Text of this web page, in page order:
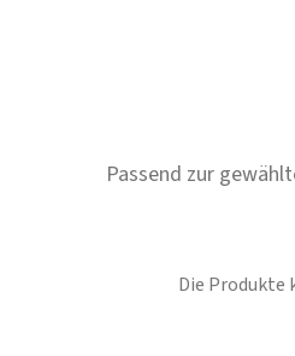
Passend zur
Die Produkte